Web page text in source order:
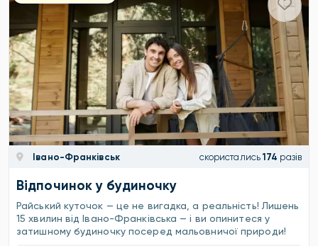
Івано-Франківськ скористались 174 разів
Відпочинок у будиночку
Райський куточок — це не вигадка, а реальність! Лишень
15 хвилин від Івано-Франківська — і ви опинитеся у
затишному будиночку посеред мальовничої природи!